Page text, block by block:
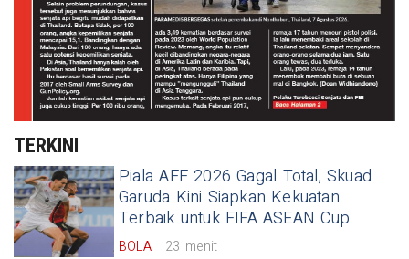
TERKINI
Piala AFF 2026 Gagal Total, Skuad
Garuda Kini Siapkan Kekuatan
Terbaik untuk FIFA ASEAN Cup
BOLA 23 menit